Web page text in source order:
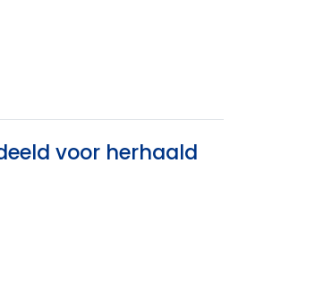
voor herhaald